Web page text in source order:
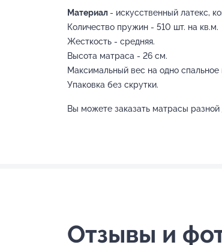
Материал - искусственный латекс,
Количество пружин - 510 шт. на кв.м.
Жесткость - средняя.
Высота матраса - 26 см.
Максимальный вес на одно спальное
Упаковка без скрутки.
Вы можете заказать матрасы
Отзывы и